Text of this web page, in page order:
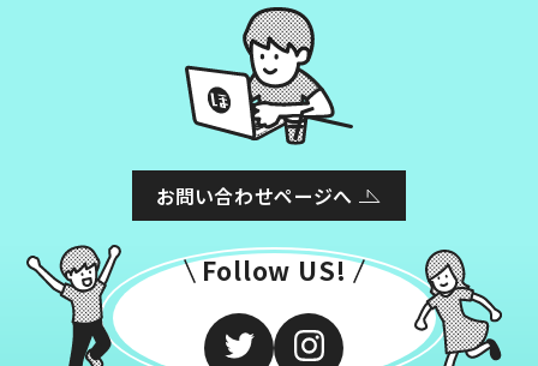
お問い合わせページへ
Follow US!